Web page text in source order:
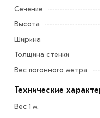
Труба квадратная ТУ
современного
и
градостроительстве.
Сечение
Высота
Ширина
Толщина стенки
Вес погонного метра
Технические
Вес 1 м.